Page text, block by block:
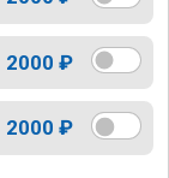
2000 ₽
2000 ₽